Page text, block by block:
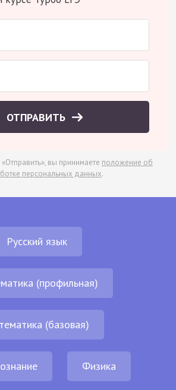
ОТПРАВИТЬ
вы принимаете положение об
персональных данных.
Русский язык
(профильная)
(базовая)
Физика